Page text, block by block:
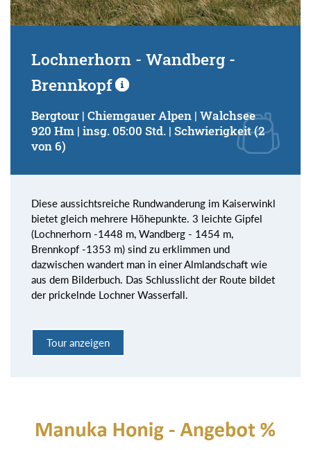
Lochnerhorn - Wandberg -
Brennkopf
Bergtour | Chiemgauer Alpen | Walchsee
920 Hm | insg. 05:00 Std. | Schwierigkeit (2
von 6)
Diese aussichtsreiche Rundwanderung im Kaiserwinkl
bietet gleich mehrere Höhepunkte. 3 leichte Gipfel
(Lochnerhorn -1448 m, Wandberg - 1454 m,
Brennkopf -1353 m) sind zu erklimmen und
dazwischen wandert man in einer Almlandschaft wie
aus dem Bilderbuch. Das Schlusslicht der Route bildet
der prickelnde Lochner Wasserfall.
Tour anzeigen